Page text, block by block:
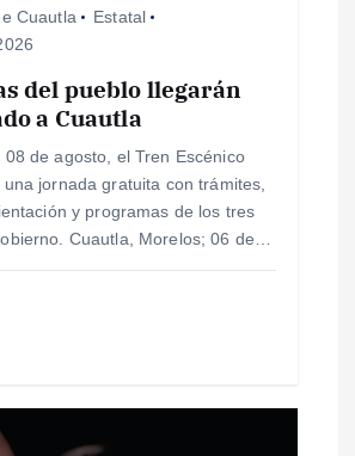
Cuautla
Estatal
del pueblo llegarán
a Cuautla
08 de agosto, el Tren Escénico
jornada gratuita con trámites,
y programas de los tres
Cuautla, Morelos; 06 de…